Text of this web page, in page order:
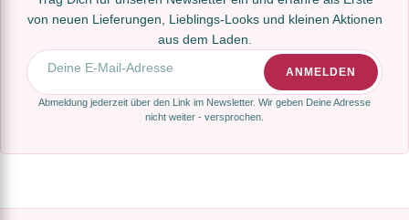
von neuen Lieferungen, Lieblings-Looks und kleinen Aktionen
aus dem Laden.
E-Mail-Adresse
ANMELDEN
Abmeldung jederzeit über den Link im Newsletter. Wir geben Deine Adresse
nicht weiter - versprochen.